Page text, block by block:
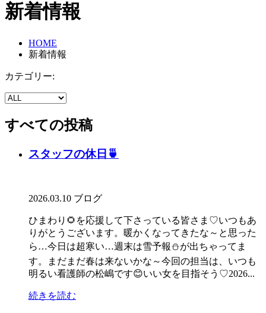
新着情報
HOME
新着情報
カテゴリー:
すべての投稿
スタッフの休日🍵
2026.03.10 ブログ
ひまわり🌻を応援して下さっている皆さま♡いつもあ
りがとうございます。暖かくなってきたな～と思った
ら…今日は超寒い…週末は雪予報⛄が出ちゃってま
す。まだまだ春は来ないかな～今回の担当は、いつも
明るい看護師の松嶋です😊いい女を目指そう♡2026...
続きを読む